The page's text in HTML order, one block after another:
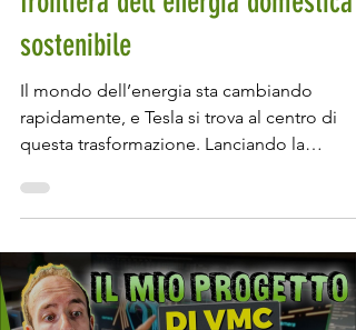
Tesla Powerwall 3: La nuova
frontiera dell’energia domestica e
sostenibile
Il mondo dell’energia sta cambiando
rapidamente, e Tesla si trova al centro di